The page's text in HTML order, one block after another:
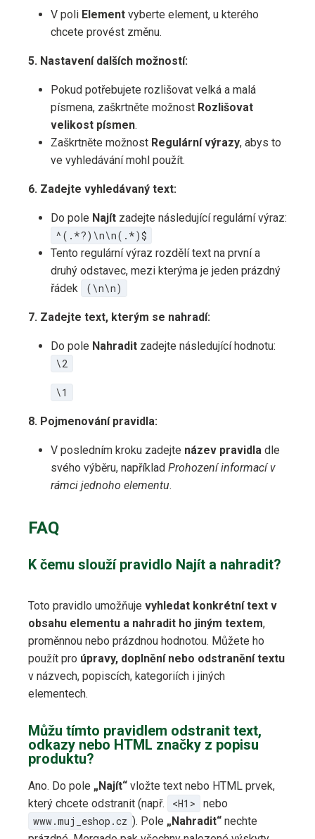
V poli Element vyberte element, u kterého
chcete provést změnu.
5. Nastavení dalších možností:
Pokud potřebujete rozlišovat velká a malá
písmena, zaškrtněte možnost Rozlišovat
velikost písmen.
Zaškrtněte možnost Regulární výrazy, abys to
ve vyhledávání mohl použít.
6. Zadejte vyhledávaný text:
Do pole Najít zadejte následující regulární výraz:
^(.*?)\n\n(.*)$
Tento regulární výraz rozdělí text na první a
druhý odstavec, mezi kterýma je jeden prázdný
řádek
(\n\n)
7. Zadejte text, kterým se nahradí:
Do pole Nahradit zadejte následující hodnotu:
\2
\1
8. Pojmenování pravidla:
V posledním kroku zadejte název pravidla dle
svého výběru, například Prohození informací v
rámci jednoho elementu.
FAQ
K čemu slouží pravidlo Najít a nahradit?
Toto pravidlo umožňuje vyhledat konkrétní text v
obsahu elementu a nahradit ho jiným textem,
proměnnou nebo prázdnou hodnotou. Můžete ho
použít pro úpravy, doplnění nebo odstranění textu
v názvech, popiscích, kategoriích i jiných
elementech.
Můžu tímto pravidlem odstranit text,
odkazy nebo HTML značky z popisu
produktu?
Ano. Do pole „Najít“ vložte text nebo HTML prvek,
který chcete odstranit (např.
<H1>
nebo
www.muj_eshop.cz ). Pole „Nahradit“nechte